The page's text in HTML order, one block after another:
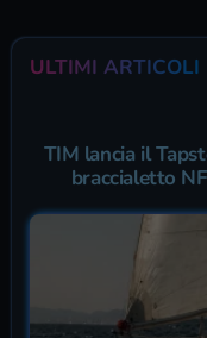
ULTIMI ARTICOLI
TIM lancia il
braccialetto